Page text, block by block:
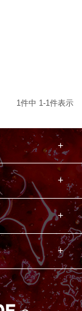
1件中 1-1件表示